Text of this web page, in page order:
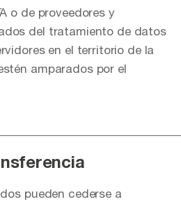
o de proveedores y
del tratamiento de datos
en el territorio de la
amparados por el
pueden cederse a